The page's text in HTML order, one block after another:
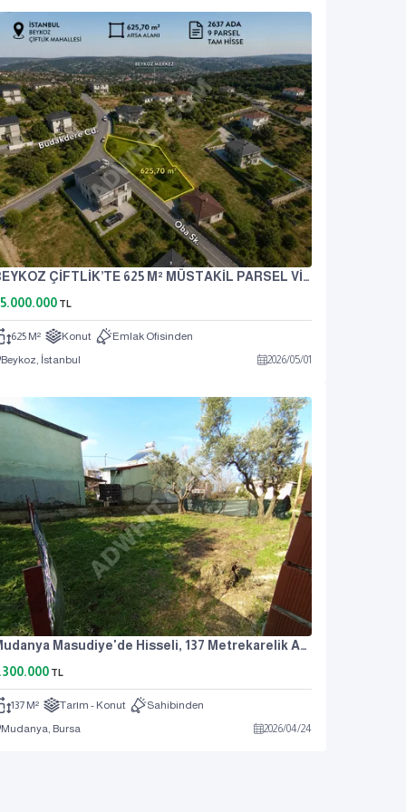
BEYKOZ ÇİFTLİK’TE 625 M² MÜSTAKİL PARSEL VİLLA İMARLI
TL
625 M² Konut
Emlak Ofisinden
Beykoz, İstanbul
2026/05/01
Mudanya Masudiye'de Hisseli, 137 Metrekarelik Arsa.
TL
137 M² Tarım - Konut
Sahibinden
Mudanya, Bursa
2026/04/24